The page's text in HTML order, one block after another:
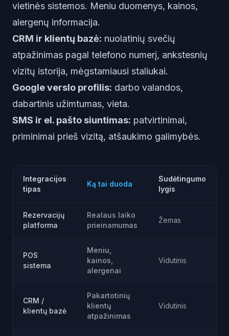
vietinės sistemos. Meniu duomenys, kainos,
alergenų informacija.
CRM ir klientų bazė: nuolatinių svečių
atpažinimas pagal telefono numerį, ankstesnių
vizitų istorija, mėgstamiausi staliukai.
Google verslo profilis: darbo valandos,
dabartinis užimtumas, vieta.
SMS ir el. pašto siuntimas: patvirtinimai,
priminimai prieš vizitą, atšaukimo galimybės.
Integracijos
tipas
Ką tai duoda
Sudėtingumo
lygis
Rezervacijų
platforma
Realaus laiko
prieinamumas
Žemas
POS
sistema
Meniu,
kainos,
alergenai
Vidutinis
CRM /
klientų bazė
Pakartotinių
klientų
atpažinimas
Vidutinis